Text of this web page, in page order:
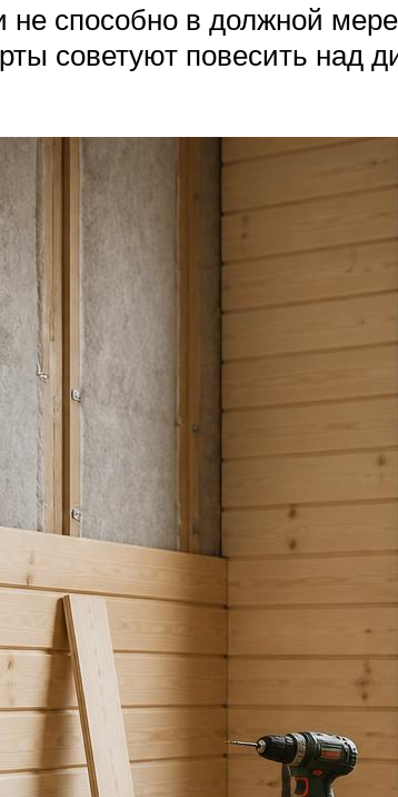
не способно в должной
советуют повесить над